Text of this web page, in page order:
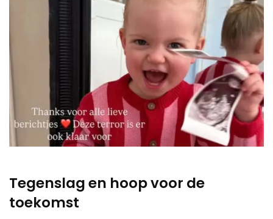
Tegenslag en hoop voor de
toekomst